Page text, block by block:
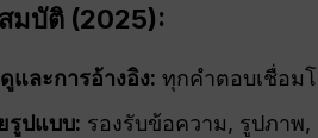
บัติ (2025):
และการอ้างอิง: ทุกคำตอบเชื่อม
รูปแบบ: รองรับข้อความ, รูปภาพ,